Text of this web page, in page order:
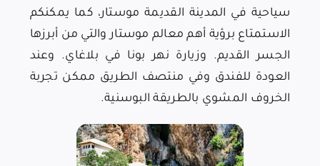
سياحية في المدينة القديمة موستار، كما يمكنكم
الاستمتاع برؤية أهم معالم موستار والتي من أبرزها
الجسر القديم. وزيارة نهر بونا في بلاغاي. وعند
العودة للفندق وفي منتصف الطريق ممكن تجربة
الخروف المشوي بالطريقة البوسنية.